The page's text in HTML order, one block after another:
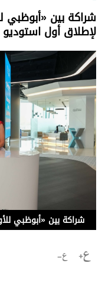
لإطلاق أول